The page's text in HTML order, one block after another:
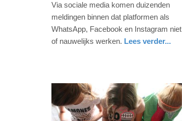
09-
04-
2025
Via sociale media komen duizenden
meldingen binnen dat platformen als
WhatsApp, Facebook en Instagram niet
of nauwelijks werken. Lees verder...